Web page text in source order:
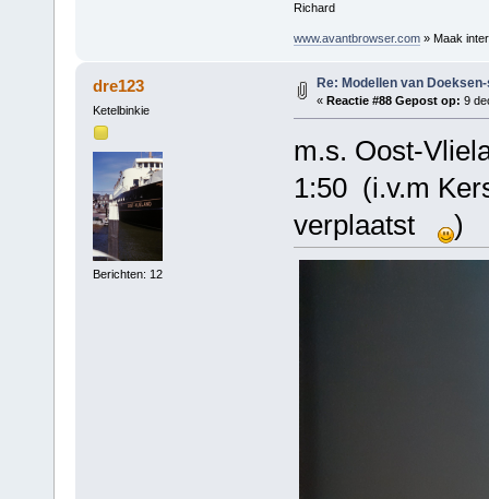
Richard
www.avantbrowser.com» Maak
dre123
Ketelbinkie
Berichten: 12
Re: Modellen van
« Reactie #88 Gepost op: 9
m.s. Oost-
1:50 (i.v.m
verplaatst
)